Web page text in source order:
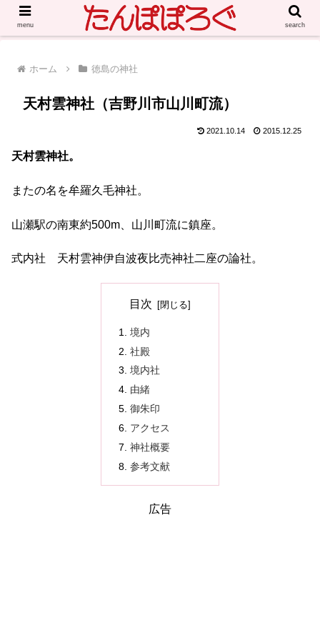
ホーム 徳島の神社
天村雲神社（吉野川市山川町流）
2021.10.14 2015.12.25
天村雲神社。
またの名を牟羅久毛神社。
山瀬駅の南東約500m、山川町流に鎮座。
式内社 天村雲神伊自波夜比売神社二座の論社。
目次
境内
社殿
境内社
由緒
御朱印
アクセス
神社概要
参考文献
広告
menu search